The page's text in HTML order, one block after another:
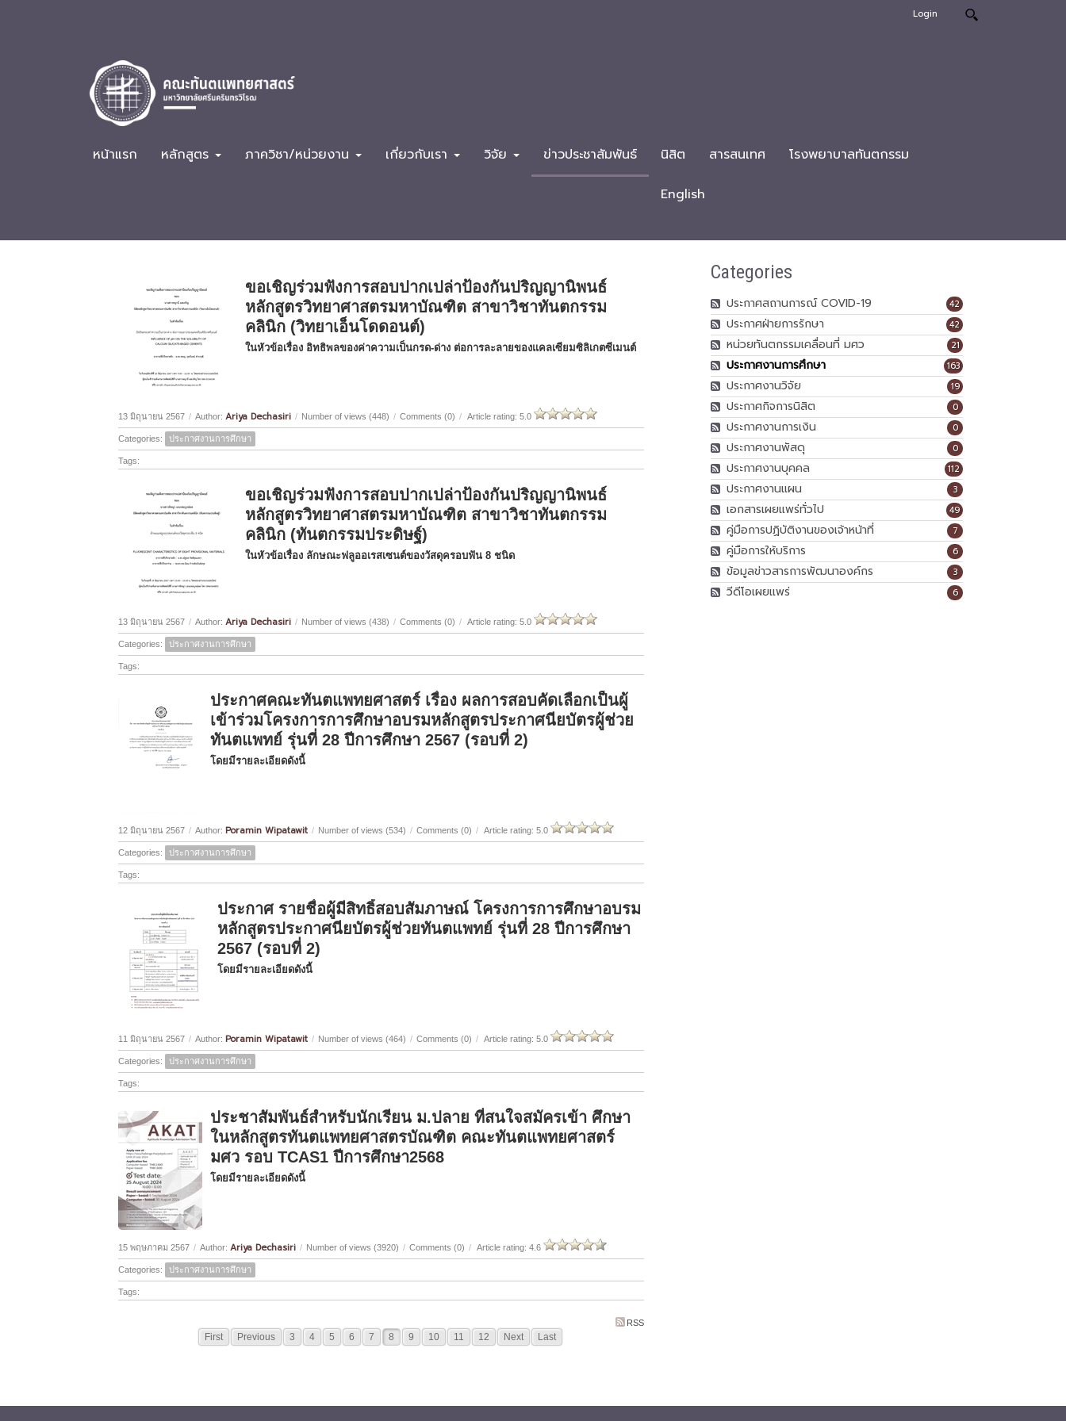
Login
หน้าแรก หลักสูตร ภาควิชา/หน่วยงาน เกี่ยวกับเรา วิจัย ข่าวประชาสัมพันธ์ นิสิต สารสนเทศ โรงพยาบาลทันตกรรม
English
ขอเชิญร่วมฟังการสอบปากเปล่าป้องกันปริญญานิพนธ์
หลักสูตรวิทยาศาสตรมหาบัณฑิต สาขาวิชาทันตกรรม
คลินิก (วิทยาเอ็นโดดอนต์)
ในหัวข้อเรื่อง อิทธิพลของค่าความเป็นกรด-ด่าง ต่อการละลายของแคลเซียมซิลิเกตซีเมนต์
13 มิถุนายน 2567 / Author: Ariya Dechasiri / Number of views (448) / Comments (0) / Article rating: 5.0
Categories: ประกาศงานการศึกษา
Tags:
ขอเชิญร่วมฟังการสอบปากเปล่าป้องกันปริญญานิพนธ์
หลักสูตรวิทยาศาสตรมหาบัณฑิต สาขาวิชาทันตกรรม
คลินิก (ทันตกรรมประดิษฐ์)
ในหัวข้อเรื่อง ลักษณะฟลูออเรสเซนต์ของวัสดุครอบฟัน 8 ชนิด
13 มิถุนายน 2567 / Author: Ariya Dechasiri / Number of views (438) / Comments (0) / Article rating: 5.0
Categories: ประกาศงานการศึกษา
Tags:
ประกาศคณะทันตแพทยศาสตร์ เรื่อง ผลการสอบคัดเลือกเป็นผู้
เข้าร่วมโครงการการศึกษาอบรมหลักสูตรประกาศนียบัตรผู้ช่วย
ทันตแพทย์ รุ่นที่ 28 ปีการศึกษา 2567 (รอบที่ 2)
โดยมีรายละเอียดดังนี้
12 มิถุนายน 2567 / Author: Poramin Wipatawit / Number of views (534) / Comments (0) / Article rating: 5.0
Categories: ประกาศงานการศึกษา
Tags:
ประกาศ รายชื่อผู้มีสิทธิ์สอบสัมภาษณ์ โครงการการศึกษาอบรม
หลักสูตรประกาศนียบัตรผู้ช่วยทันตแพทย์ รุ่นที่ 28 ปีการศึกษา
2567 (รอบที่ 2)
โดยมีรายละเอียดดังนี้
11 มิถุนายน 2567 / Author: Poramin Wipatawit / Number of views (464) / Comments (0) / Article rating: 5.0
Categories: ประกาศงานการศึกษา
Tags:
ประชาสัมพันธ์สำหรับนักเรียน ม.ปลาย ที่สนใจสมัครเข้า ศึกษา
ในหลักสูตรทันตแพทยศาสตรบัณฑิต คณะทันตแพทยศาสตร์
มศว รอบ TCAS1 ปีการศึกษา2568
โดยมีรายละเอียดดังนี้
15 พฤษภาคม 2567 / Author: Ariya Dechasiri / Number of views (3920) / Comments (0) / Article rating: 4.6
Categories: ประกาศงานการศึกษา
Tags:
RSS
First Previous 3 4 5 6 7 8 9 10 11 12 Next Last
Categories
42
ประกาศสถานการณ์ COVID-19
42
ประกาศฝ่ายการรักษา
21
หน่วยทันตกรรมเคลื่อนที่ มศว
163
ประกาศงานการศึกษา
19
ประกาศงานวิจัย
0
ประกาศกิจการนิสิต
0
ประกาศงานการเงิน
0
ประกาศงานพัสดุ
112
ประกาศงานบุคคล
3
ประกาศงานแผน
49
เอกสารเผยแพร่ทั่วไป
7
คู่มือการปฏิบัติงานของเจ้าหน้าที่
6
คู่มือการให้บริการ
3
ข้อมูลข่าวสารการพัฒนาองค์กร
6
วีดีโอเผยแพร่